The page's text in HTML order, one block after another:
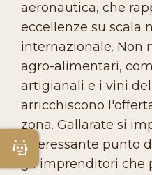
aeronautica, che
eccellenze su scala
internazionale. Non
agro-alimentari,
artigianali e i vini
arricchiscono
zona. Gallarate si
interessante punto
gli imprenditori
Apri Chatbot